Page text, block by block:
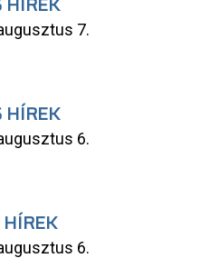
7.
HÍREK
6.
6.